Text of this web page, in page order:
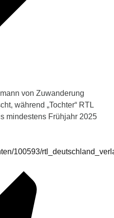
von Zuwanderung
während „Tochter“ RTL
mindestens Frühjahr 2025
100593/